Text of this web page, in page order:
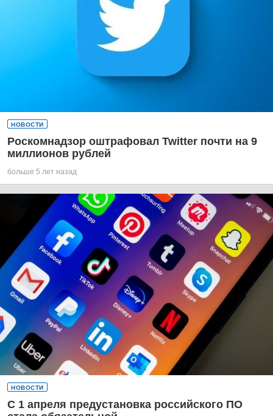
НОВОСТИ
Роскомнадзор оштрафовал Twitter почти на 9
миллионов рублей
больше 5 лет назад
НОВОСТИ
С 1 апреля предустановка российского ПО